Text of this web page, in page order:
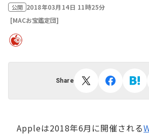
公開 2018年03月14日 11時25分
[MACお宝鑑定団]
Share
Appleは2018年6月に開催される